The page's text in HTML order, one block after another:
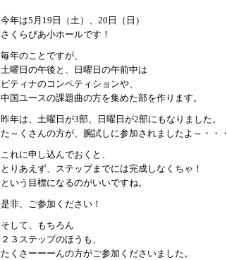
今年は5月19日（土）、20日（日）
さくらぴあ小ホールです！
毎年のことですが、
土曜日の午後と、日曜日の午前中は
ピティナのコンペティションや、
中国ユースの課題曲の方を集めた部を作ります。
昨年は、土曜日が3部、日曜日が2部にもなりました。
た～くさんの方が、腕試しに参加されましたよ～・・・
これに申し込んでおくと、
とりあえず、ステップまでには完成しなくちゃ！
という目標になるのがいいですね。
是非、ご参加ください！
そして、もちろん
２３ステップのほうも、
たくさーーーんの方がご参加くださいました。